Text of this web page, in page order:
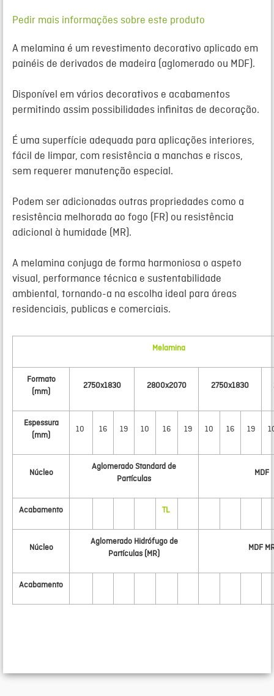
Pedir mais informações sobre este produto
A melamina é um revestimento decorativo aplicado em
painéis de derivados de madeira (aglomerado ou MDF).
Disponível em vários decorativos e acabamentos
permitindo assim possibilidades infinitas de decoração.
É uma superfície adequada para aplicações interiores,
fácil de limpar, com resistência a manchas e riscos,
sem requerer manutenção especial.
Podem ser adicionadas outras propriedades como a
resistência melhorada ao fogo (FR) ou resistência
adicional à humidade (MR).
A melamina conjuga de forma harmoniosa o aspeto
visual, performance técnica e sustentabilidade
ambiental, tornando-a na escolha ideal para áreas
residenciais, publicas e comerciais.
Melamina
Formato
(mm)
2750x1830 2800x2070 2750x1830
Espessura
(mm)
10 16 19 10 16 19 10 16 19
Núcleo
Aglomerado Standard de
Partículas
MDF
Acabamento TL
Núcleo
Aglomerado Hidrófugo de
Partículas (MR)
MDF
Acabamento